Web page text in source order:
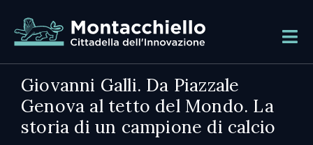
Giovanni Galli. Da Piazzale
Genova al tetto del Mondo. La
storia di un campione di calcio